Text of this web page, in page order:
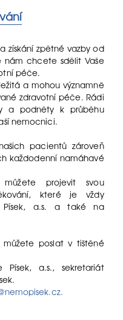
získání zpětné vazby od
nám chcete sdělit Vaše
péče.
a mohou významně
zdravotní péče. Rádi
a podněty k průběhu
nemocnici.
pacientů zároveň
každodenní namáhavé
můžete projevit svou
které je vždy
Písek, a.s. a také na
poslat v tištěné
Písek, a.s., sekretariát
.